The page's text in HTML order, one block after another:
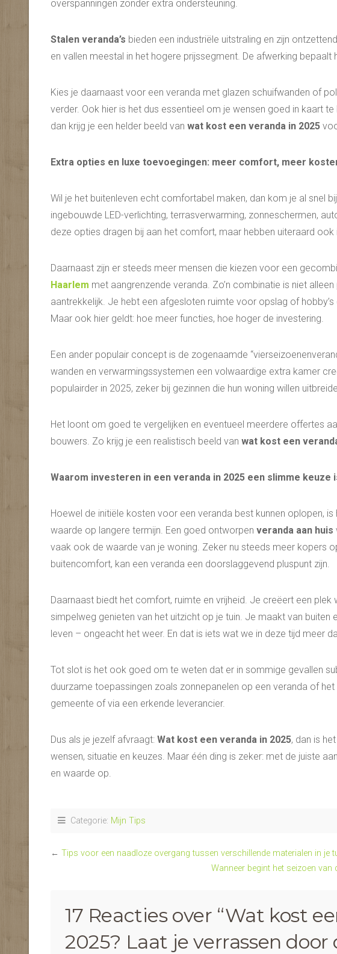
overspanningen zonder extra ondersteuning.
Stalen veranda’s bieden een industriële uitstraling en zijn
en vallen meestal in het hogere prijssegment. De afwerking
Kies je daarnaast voor een veranda met glazen schuifwanden of
verder. Ook hier is het dus essentieel om je wensen goed in kaart
dan krijg je een helder beeld van wat kost een veranda in 2025
Extra opties en luxe toevoegingen: meer comfort, meer
Wil je het buitenleven echt comfortabel maken, dan kom je al snel
ingebouwde LED-verlichting, terrasverwarming, zonneschermen,
deze opties dragen bij aan het comfort, maar hebben uiteraard
Daarnaast zijn er steeds meer mensen die kiezen voor een
Haarlem met aangrenzende veranda. Zo’n combinatie is niet
aantrekkelijk. Je hebt een afgesloten ruimte voor opslag of
Maar ook hier geldt: hoe meer functies, hoe hoger de investering.
Een ander populair concept is de zogenaamde
wanden en verwarmingssystemen een volwaardige extra kamer
populairder in 2025, zeker bij gezinnen die hun woning willen
Het loont om goed te vergelijken en eventueel meerdere offertes
bouwers. Zo krijg je een realistisch beeld van wat kost een
Waarom investeren in een veranda in 2025 een slimme keuze
Hoewel de initiële kosten voor een veranda best kunnen oplopen,
waarde op langere termijn. Een goed ontworpen veranda aan huis
vaak ook de waarde van je woning. Zeker nu steeds meer kopers
buitencomfort, kan een veranda een doorslaggevend pluspunt zijn.
Daarnaast biedt het comfort, ruimte en vrijheid. Je creëert een plek
simpelweg genieten van het uitzicht op je tuin. Je maakt van buiten
leven – ongeacht het weer. En dat is iets wat we in deze tijd meer
Tot slot is het ook goed om te weten dat er in sommige gevallen
duurzame toepassingen zoals zonnepanelen op een veranda of
gemeente of via een erkende leverancier.
Dus als je jezelf afvraagt: Wat kost een veranda in 2025, dan is
wensen, situatie en keuzes. Maar één ding is zeker: met de juiste
en waarde op.
Categorie: Mijn Tips
← Tips voor een naadloze overgang tussen verschillende materialen in je
Wanneer begint het seizoen van
17 Reacties over “Wat kost
2025? Laat je verrassen